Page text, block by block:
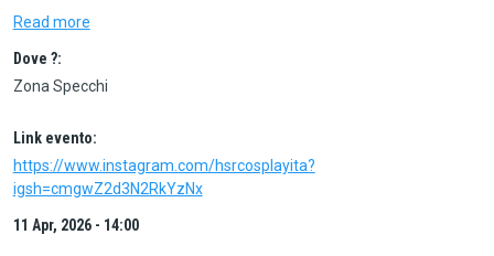
Read more
Dove ?:
Zona Specchi
Link evento:
https://www.instagram.com/hsrcosplayita?
igsh=cmgwZ2d3N2RkYzNx
11 Apr, 2026 - 14:00